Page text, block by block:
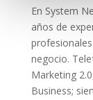
En System
años de
negocio.
Marketing
Business;